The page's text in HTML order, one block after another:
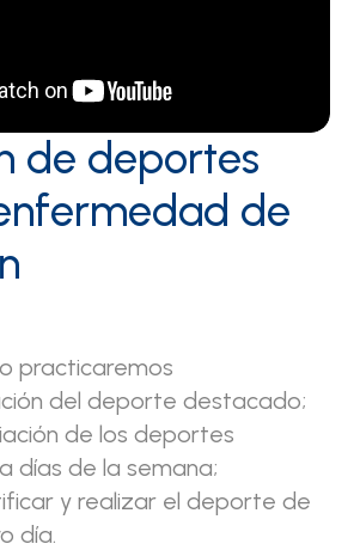
de deportes
de
practicaremos
del deporte destacado;
de los deportes
días de la semana;
y realizar el deporte de
día.